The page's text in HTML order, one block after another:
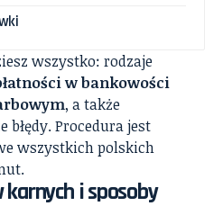
wszystko: rodzaje
w bankowości
, a także
Procedura jest
wszystkich polskich
i sposoby